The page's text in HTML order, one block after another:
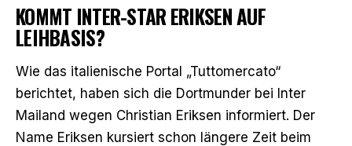
KOMMT INTER-STAR ERIKSEN AUF
LEIHBASIS?
Wie das italienische Portal „Tuttomercato“
berichtet, haben sich die Dortmunder bei Inter
Mailand wegen Christian Eriksen informiert. Der
Name Eriksen kursiert schon längere Zeit beim